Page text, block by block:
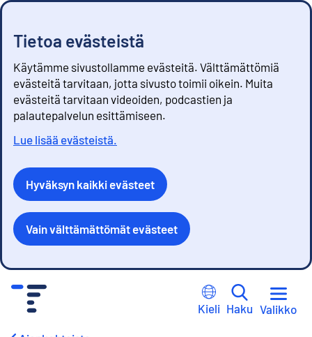
Tietoa evästeistä
Käytämme sivustollamme evästeitä. Välttämättömiä
evästeitä tarvitaan, jotta sivusto toimii oikein. Muita
evästeitä tarvitaan videoiden, podcastien ja
palautepalvelun esittämiseen.
Lue lisää evästeistä.
Hyväksyn kaikki evästeet
Vain välttämättömät evästeet
Kieli Haku Valikko